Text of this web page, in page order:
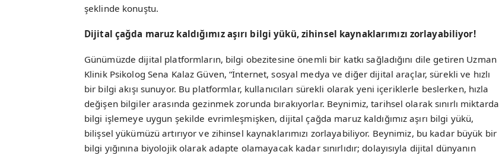
şeklinde konuştu.
Dijital çağda maruz kaldığımız aşırı bilgi yükü, zihinsel kaynaklarımızı zorlayabiliyor!
Günümüzde dijital platformların, bilgi obezitesine önemli bir katkı sağladığını dile getiren Uzman
Klinik Psikolog Sena Kalaz Güven, “İnternet, sosyal medya ve diğer dijital araçlar, sürekli ve hızlı
bir bilgi akışı sunuyor. Bu platformlar, kullanıcıları sürekli olarak yeni içeriklerle beslerken, hızla
değişen bilgiler arasında gezinmek zorunda bırakıyorlar. Beynimiz, tarihsel olarak sınırlı miktarda
bilgi işlemeye uygun şekilde evrimleşmişken, dijital çağda maruz kaldığımız aşırı bilgi yükü,
bilişsel yükümüzü artırıyor ve zihinsel kaynaklarımızı zorlayabiliyor. Beynimiz, bu kadar büyük bir
bilgi yığınına biyolojik olarak adapte olamayacak kadar sınırlıdır; dolayısıyla dijital dünyanın